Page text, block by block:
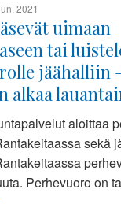
2021
uimaan
tai
jäähalliin
alkaa
aloittaa
sekä
Perhevuoro on